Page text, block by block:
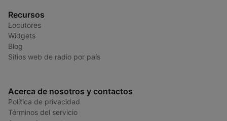
Recursos
Locutores
Widgets
Blog
Sitios web de radio por país
Acerca de nosotros y contactos
Política de privacidad
Términos del servicio